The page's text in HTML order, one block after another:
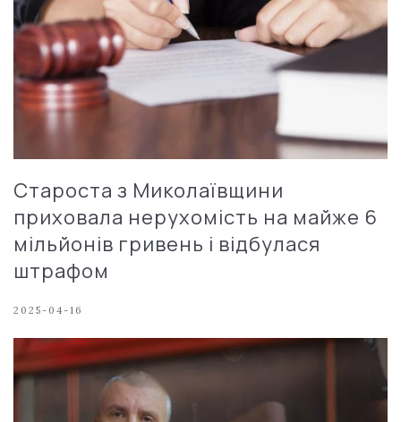
Староста з Миколаївщини
приховала нерухомість на майже 6
мільйонів гривень і відбулася
штрафом
2025-04-16